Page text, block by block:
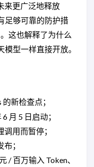
来更广泛地释放
足够可靠的防护措
这也解释了为什么
型一样直接开放。
新检查点；
月 5 日启动；
用而暂停；
；
/ 百万输入 Token、